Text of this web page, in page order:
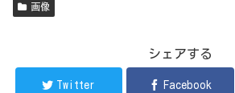
画像
シェアする
Twitter Facebook